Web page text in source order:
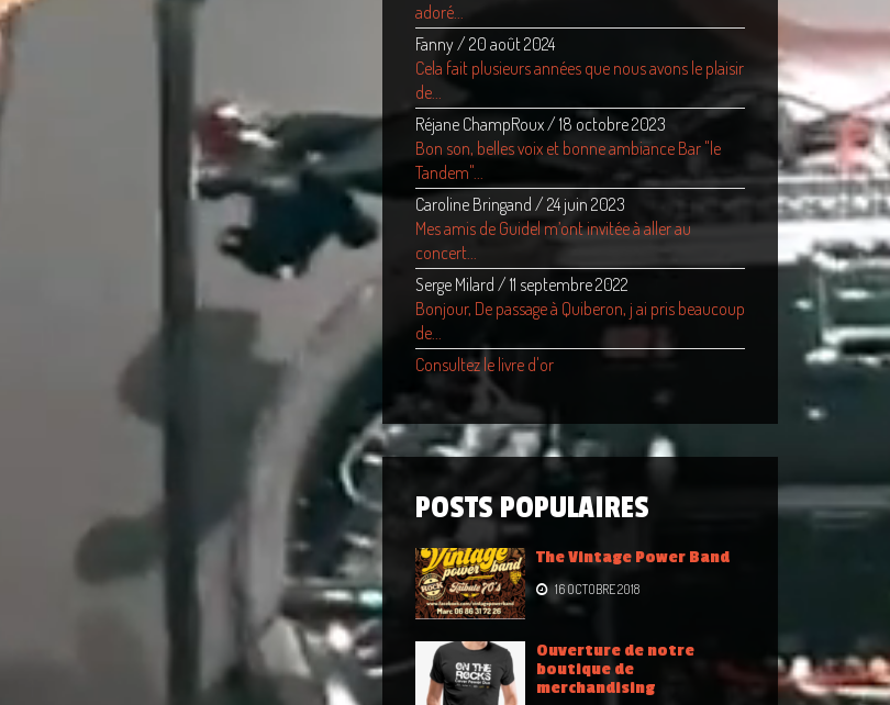
adoré...
Fanny/ 20 août 2024
Cela fait plusieurs années que nous avons le plaisir
de...
Réjane ChampRoux/ 18 octobre 2023
Bon son, belles voix et bonne ambiance Bar "le
Tandem"...
Caroline Bringand / 24 juin 2023
Mes amis de Guidel m’ont invitée à aller au
concert...
Serge Milard /11 septembre 2022
Bonjour, De passage à Quiberon, j ai pris beaucoup
de...
Consultez le livre d'or
POSTS POPULAIRES
The Vintage Power Band
16 OCTOBRE 2018
Ouverture de notre
boutique de
merchandising